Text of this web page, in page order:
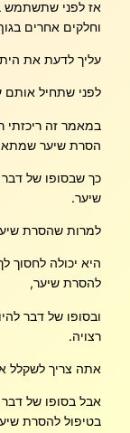
אז לפני שתשתמש
וחלקים אחרים
עליך לדעת את
לפני שתחיל אותם
במאמר זה ריכזתי
הסרת שיער
כך שבסופו של
שיער.
למרות שהסרת
היא יכולה לחסוך
להסרת שיער,
ובסופו של דבר
רצויה.
אתה צריך לשקלל
אבל בסופו של
בטיפול להסרת